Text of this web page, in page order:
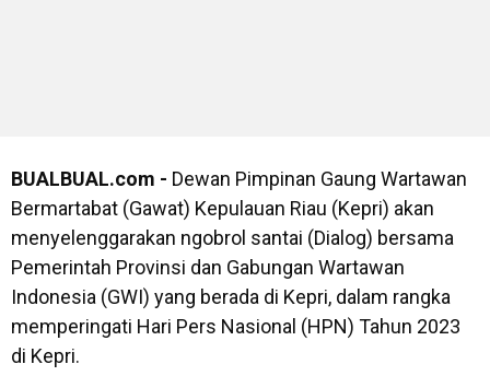
BUALBUAL.com - Dewan Pimpinan Gaung Wartawan
Bermartabat (Gawat) Kepulauan Riau (Kepri) akan
menyelenggarakan ngobrol santai (Dialog) bersama
Pemerintah Provinsi dan Gabungan Wartawan
Indonesia (GWI) yang berada di Kepri, dalam rangka
memperingati Hari Pers Nasional (HPN) Tahun 2023
di Kepri.